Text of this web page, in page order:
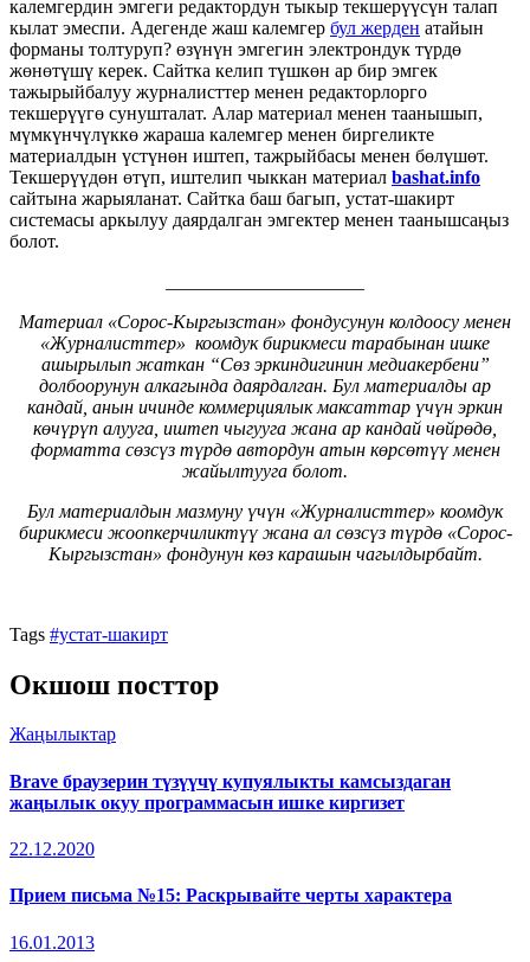
калемгердин эмгеги редактордун тыкыр текшерүүсүн талап
кылат эмеспи. Адегенде жаш калемгер бул жерден атайын
форманы толтуруп? өзүнүн эмгегин электрондук түрдө
жөнөтүшү керек. Сайтка келип түшкөн ар бир эмгек
тажырыйбалуу журналисттер менен редакторлорго
текшерүүгө сунушталат. Алар материал менен таанышып,
мүмкүнчүлүккө жараша калемгер менен биргеликте
материалдын үстүнөн иштеп, тажрыйбасы менен бөлүшөт.
Текшерүүдөн өтүп, иштелип чыккан материал bashat.info
сайтына жарыяланат. Сайтка баш багып, устат-шакирт
системасы аркылуу даярдалган эмгектер менен таанышсаңыз
болот.
Материал «Сорос-Кыргызстан» фондусунун колдоосу менен
«Журналисттер» коомдук бирикмеси тарабынан ишке
ашырылып жаткан “Сөз эркиндигинин медиакербени”
долбоорунун алкагында даярдалган. Бул материалды ар
кандай, анын ичинде коммерциялык максаттар үчүн эркин
көчүрүп алууга, иштеп чыгууга жана ар кандай чөйрөдө,
форматта сөзсүз түрдө автордун атын көрсөтүү менен
жайылтууга болот.
Бул материалдын мазмуну үчүн «Журналисттер» коомдук
бирикмеси жоопкерчиликтүү жана ал сөзсүз түрдө «Сорос-
Кыргызстан» фондунун көз карашын чагылдырбайт.
Tags #устат-шакирт
Окшош посттор
Жаңылыктар
Brave браузерин түзүүчү купуялыкты камсыздаган
жаңылык окуу программасын ишке киргизет
22.12.2020
Прием письма №15: Раскрывайте черты характера
16.01.2013